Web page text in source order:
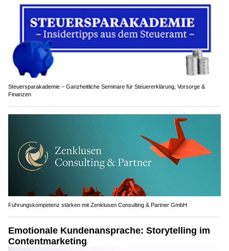
Steuersparakademie – Ganzheitliche Seminare für Steuererklärung, Vorsorge &
Finanzen
Führungskompetenz stärken mit Zenklusen Consulting & Partner GmbH
Emotionale Kundenansprache: Storytelling im
Contentmarketing